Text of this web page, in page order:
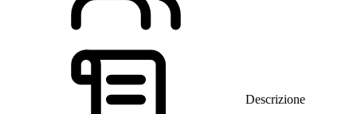
Descrizione